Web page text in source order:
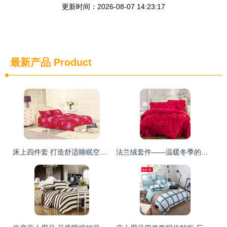
更新时间：2026-08-07 14:23:17
最新产品 Product